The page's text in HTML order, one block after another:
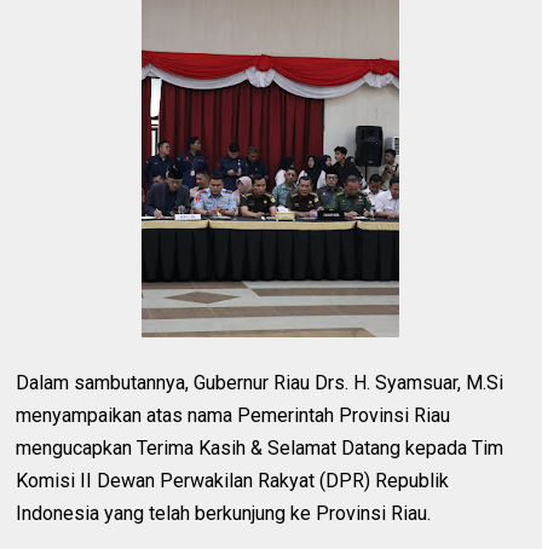
Dalam sambutannya, Gubernur Riau Drs. H. Syamsuar, M.Si
menyampaikan atas nama Pemerintah Provinsi Riau
mengucapkan Terima Kasih & Selamat Datang kepada Tim
Komisi II Dewan Perwakilan Rakyat (DPR) Republik
Indonesia yang telah berkunjung ke Provinsi Riau.